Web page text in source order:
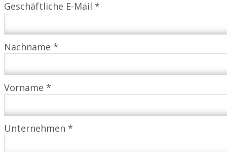
Geschäftliche E-Mail *
Nachname *
Vorname *
Unternehmen *